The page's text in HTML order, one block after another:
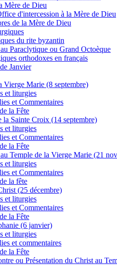
Mère de Dieu
d'intercession à la Mère de Dieu
de la Mère de Dieu
du rite byzantin
Paraclytique ou Grand Octoèque
orthodoxes en français
Janvier
Vierge Marie (8 septembre)
et liturgies
et Commentaires
la Fête
la Sainte Croix (14 septembre)
et liturgies
et Commentaires
la Fête
Temple de la Vierge Marie (21
et liturgies
et Commentaires
la fête
(25 décembre)
et liturgies
et Commentaires
la Fête
(6 janvier)
et liturgies
et commentaires
la Fête
ou Présentation du Christ au